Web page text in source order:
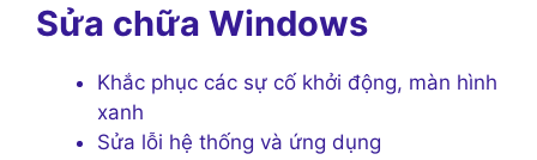
Sửa chữa Windows
Khắc phục các sự cố khởi động, màn hình
xanh
Sửa lỗi hệ thống và ứng dụng